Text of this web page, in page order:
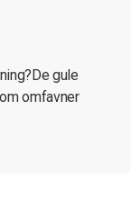
gule
omfavner